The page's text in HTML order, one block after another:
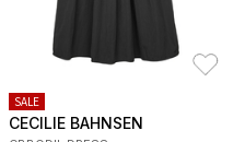
お気に入り
SALE
CECILIE BAHNSEN